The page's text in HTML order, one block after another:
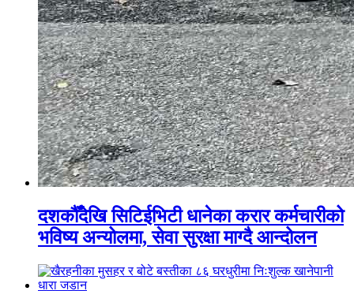
दशकौँदेखि सिटिईभिटी धानेका करार कर्मचारीको
भविष्य अन्योलमा, सेवा सुरक्षा माग्दै आन्दोलन